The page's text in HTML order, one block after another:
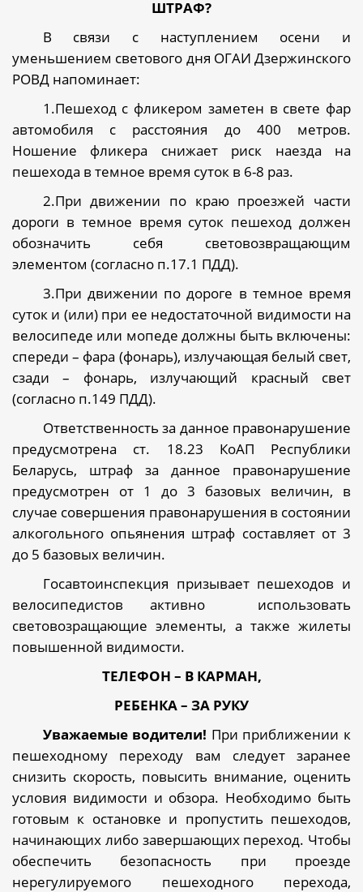
ШТРАФ?
В связи с наступлением осени и
уменьшением светового дня ОГАИ Дзержинского
РОВД напоминает:
1.Пешеход с фликером заметен в свете фар
автомобиля с расстояния до 400 метров.
Ношение фликера снижает риск наезда на
пешехода в темное время суток в 6-8 раз.
2.При движении по краю проезжей части
дороги в темное время суток пешеход должен
обозначить себя световозвращающим
элементом (согласно п.17.1 ПДД).
3.При движении по дороге в темное время
суток и (или) при ее недостаточной видимости на
велосипеде или мопеде должны быть включены:
спереди – фара (фонарь), излучающая белый свет,
сзади – фонарь, излучающий красный свет
(согласно п.149 ПДД).
Ответственность за данное правонарушение
предусмотрена ст. 18.23 КоАП Республики
Беларусь, штраф за данное правонарушение
предусмотрен от 1 до 3 базовых величин, в
случае совершения правонарушения в состоянии
алкогольного опьянения штраф составляет от 3
до 5 базовых величин.
Госавтоинспекция призывает пешеходов и
велосипедистов активно
использовать
световозращающие элементы, а также жилеты
повышенной видимости.
ТЕЛЕФОН – В КАРМАН,
РЕБЕНКА – ЗА РУКУ
Уважаемые водители! При приближении к
пешеходному переходу вам следует заранее
снизить скорость, повысить внимание, оценить
условия видимости и обзора. Необходимо быть
готовым к остановке и пропустить пешеходов,
начинающих либо завершающих переход. Чтобы
обеспечить безопасность при проезде
нерегулируемого пешеходного перехода,